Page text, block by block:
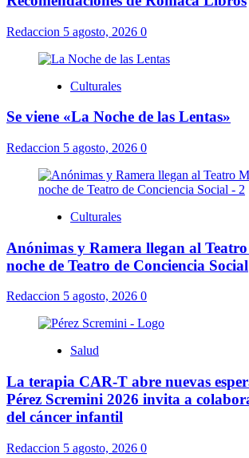
Redaccion 5 agosto, 2026 0
Culturales
Se viene «La Noche de las Lentas»
Redaccion 5 agosto, 2026 0
Culturales
Anónimas y Ramera llegan al
noche de Teatro de Conciencia Social
Redaccion 5 agosto, 2026 0
Salud
La terapia CAR-T abre nuevas
Pérez Scremini 2026 invita a
del cáncer infantil
Redaccion 5 agosto, 2026 0